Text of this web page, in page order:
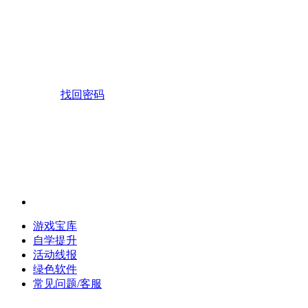
找回密码
游戏宝库
自学提升
活动线报
绿色软件
常见问题/客服